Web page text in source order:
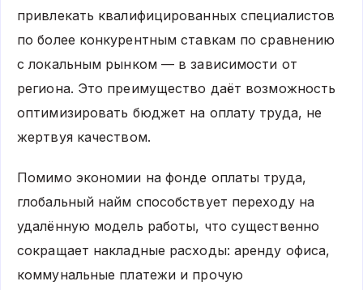
привлекать квалифицированных специалистов
по более конкурентным ставкам по сравнению
с локальным рынком — в зависимости от
региона. Это преимущество даёт возможность
оптимизировать бюджет на оплату труда, не
жертвуя качеством.
Помимо экономии на фонде оплаты труда,
глобальный найм способствует переходу на
удалённую модель работы, что существенно
сокращает накладные расходы: аренду офиса,
коммунальные платежи и прочую